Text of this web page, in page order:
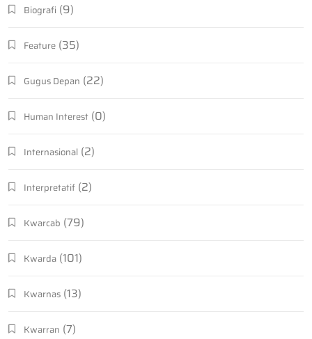
Biografi (9)
Feature (35)
Gugus Depan (22)
Human Interest (0)
Internasional (2)
Interpretatif (2)
Kwarcab (79)
Kwarda (101)
Kwarnas (13)
Kwarran (7)